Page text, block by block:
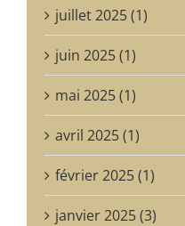
juillet 2025 (1)
juin 2025 (1)
mai 2025 (1)
avril 2025 (1)
février 2025 (1)
janvier 2025 (3)